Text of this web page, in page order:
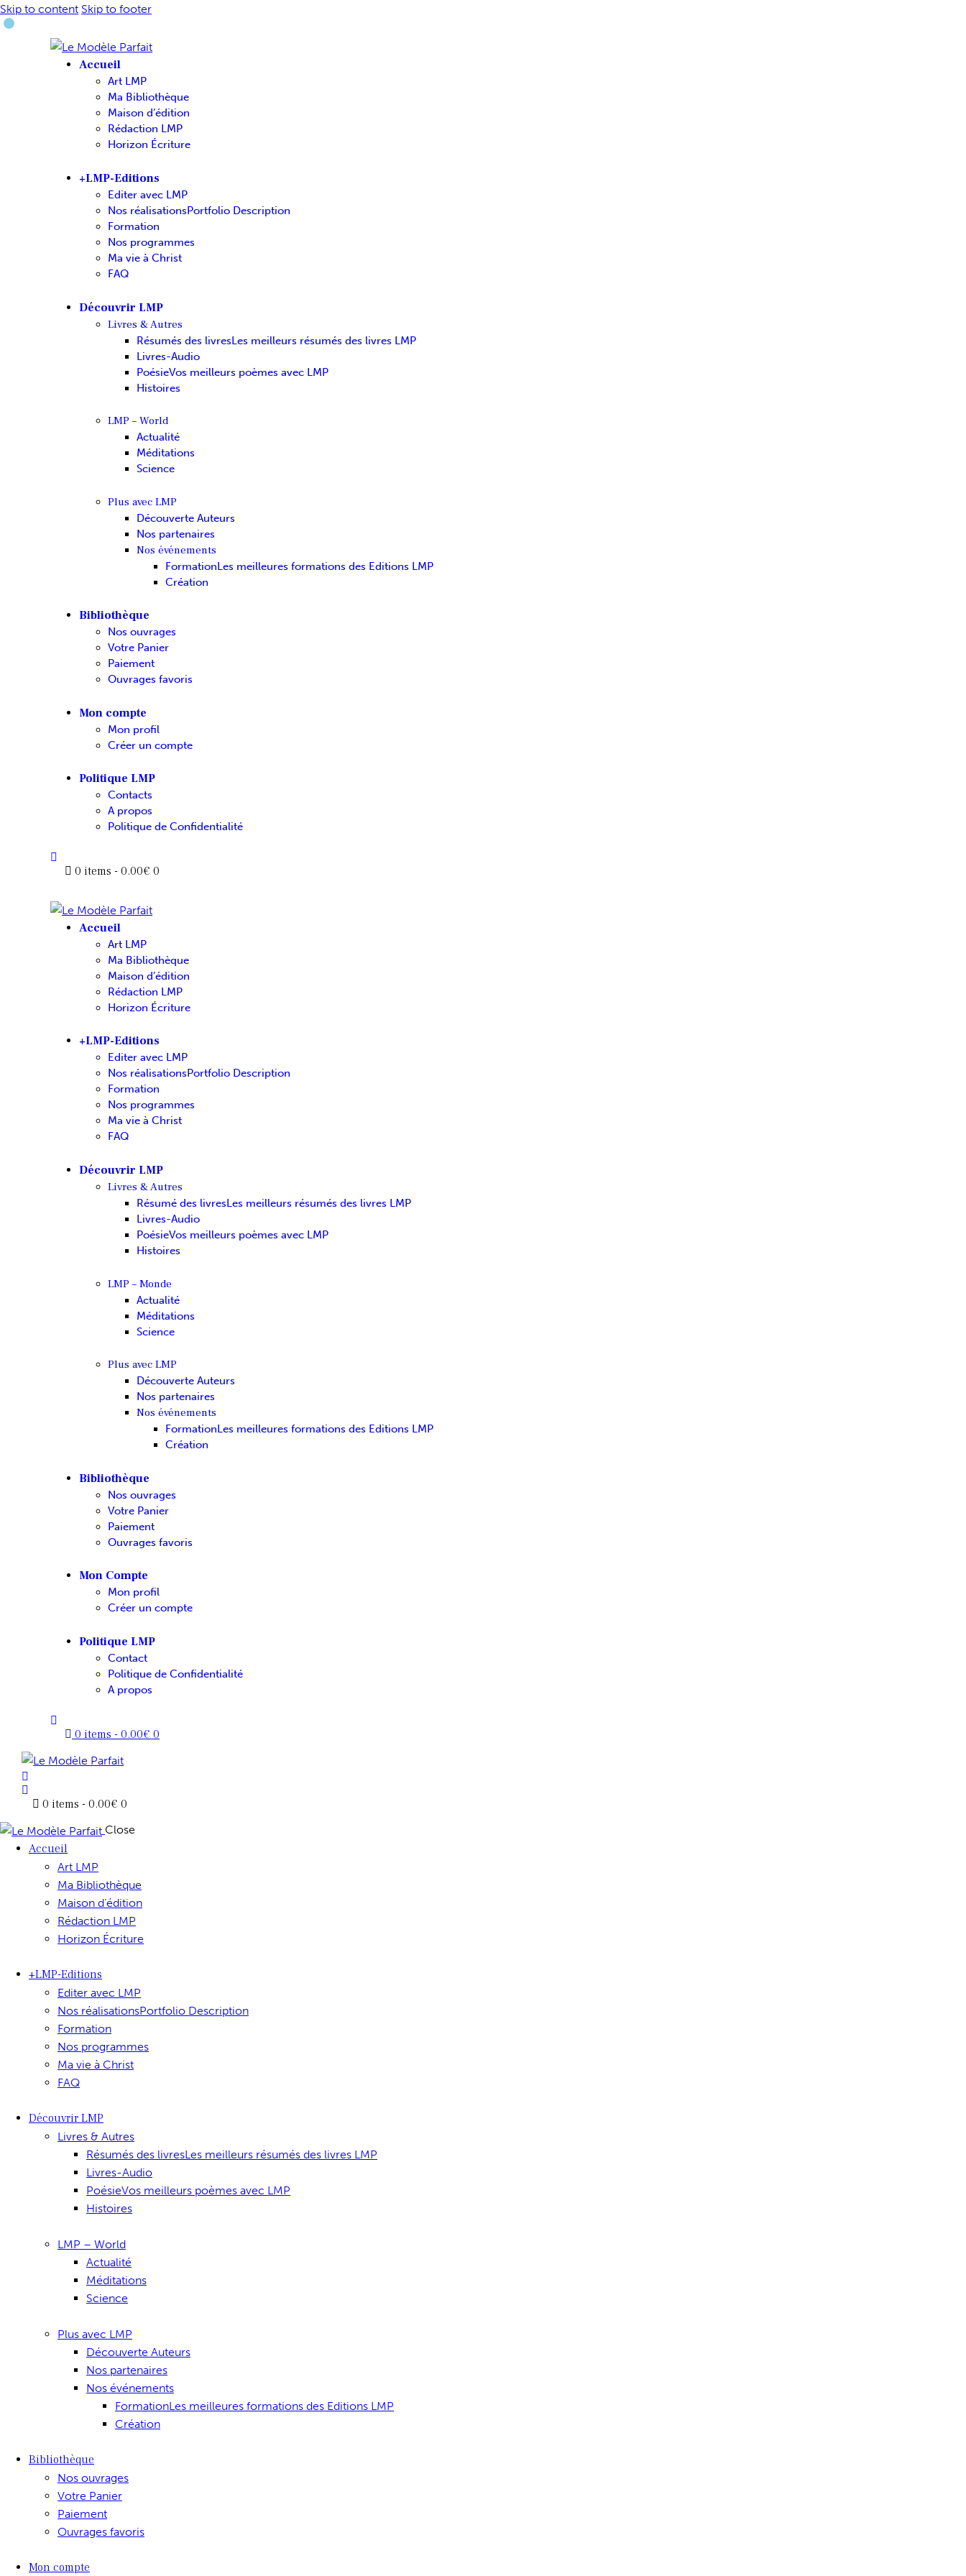
Skip to content Skip to footer
Accueil
Art LMP
Ma Bibliothèque
Maison d’édition
Rédaction LMP
Horizon Écriture
+LMP-Editions
Editer avec LMP
Nos réalisationsPortfolio Description
Formation
Nos programmes
Ma vie à Christ
FAQ
Découvrir LMP
Livres & Autres
Résumés des livresLes meilleurs résumés des livres LMP
Livres-Audio
PoésieVos meilleurs poèmes avec LMP
Histoires
LMP – World
Actualité
Méditations
Science
Plus avec LMP
Découverte Auteurs
Nos partenaires
Nos événements
FormationLes meilleures formations des Editions LMP
Création
Bibliothèque
Nos ouvrages
Votre Panier
Paiement
Ouvrages favoris
Mon compte
Mon profil
Créer un compte
Politique LMP
Contacts
A propos
Politique de Confidentialité
0 items - 0.00€ 0
Accueil
Art LMP
Ma Bibliothèque
Maison d’édition
Rédaction LMP
Horizon Écriture
+LMP-Editions
Editer avec LMP
Nos réalisations Portfolio Description
Formation
Nos programmes
Ma vie à Christ
FAQ
Découvrir LMP
Livres & Autres
Résumé des livresLes meilleurs résumés des livres LMP
Livres-Audio
PoésieVos meilleurs poèmes avec LMP
Histoires
LMP – Monde
Actualité
Méditations
Science
Plus avec LMP
Découverte Auteurs
Nos partenaires
Nos événements
FormationLes meilleures formations des Editions LMP
Création
Bibliothèque
Nos ouvrages
Votre Panier
Paiement
Ouvrages favoris
Mon Compte
Mon profil
Créer un compte
Politique LMP
Contact
Politique de Confidentialité
A propos
0 items - 0.00€ 0
0 items - 0.00€ 0
Close
Accueil
Art LMP
Ma Bibliothèque
Maison d’édition
Rédaction LMP
Horizon Écriture
+LMP-Editions
Editer avec LMP
Nos réalisationsPortfolio Description
Formation
Nos programmes
Ma vie à Christ
FAQ
Découvrir LMP
Livres & Autres
Résumés des livresLes meilleurs résumés des livres LMP
Livres-Audio
PoésieVos meilleurs poèmes avec LMP
Histoires
LMP – World
Actualité
Méditations
Science
Plus avec LMP
Découverte Auteurs
Nos partenaires
Nos événements
FormationLes meilleures formations des Editions LMP
Création
Bibliothèque
Nos ouvrages
Votre Panier
Paiement
Ouvrages favoris
Mon compte